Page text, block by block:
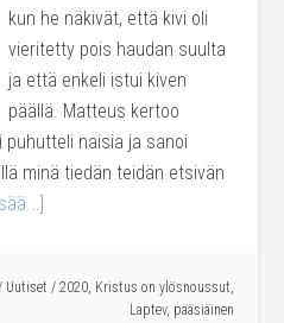
kun he näkivät, että kivi oli
vieritetty pois haudan suulta
ja että enkeli istui kiven
päällä. Matteus kertoo
puhutteli naisia ja sanoi
minä tiedän teidän etsivän
Uutiset / 2020, Kristus on ylösnoussut,
Laptev, pääsiäinen